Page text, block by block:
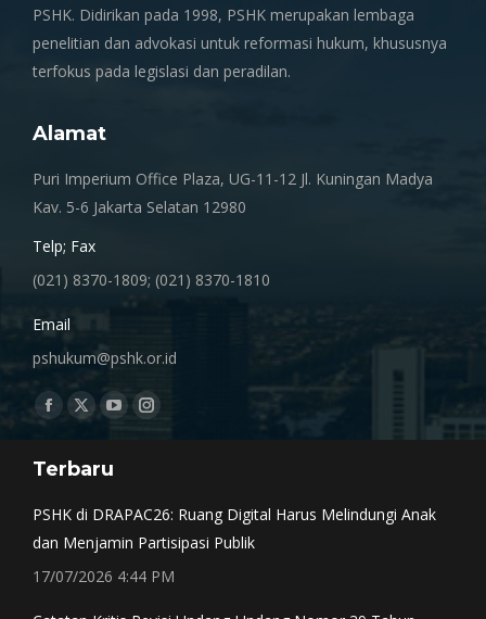
PSHK. Didirikan pada 1998, PSHK merupakan lembaga
penelitian dan advokasi untuk reformasi hukum, khususnya
terfokus pada legislasi dan peradilan.
Alamat
Puri Imperium Office Plaza, UG-11-12 Jl. Kuningan Madya
Kav. 5-6 Jakarta Selatan 12980
Telp; Fax
(021) 8370-1809; (021) 8370-1810
Email
pshukum@pshk.or.id
Find us on:
Facebook
opens
window
X
opens
window
YouTube
opens
Instagram
window
Terbaru
PSHK di DRAPAC26: Ruang Digital Harus Melindungi Anak
dan Menjamin Partisipasi Publik
17/07/2026 4:44 PM